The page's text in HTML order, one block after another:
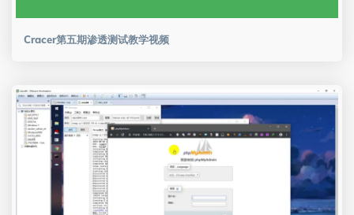
Cracer第五期渗透测试教学视频